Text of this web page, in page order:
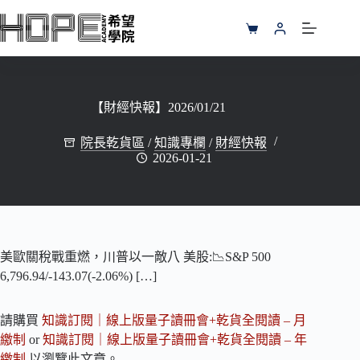
至
購
物
【財經快報】2026/01/21
院長乾貨區 /知識專欄 / 財經快報
2026-01-21
美歐關稅戰重燃，川普以一敵八 美股:📉S&P 500
6,796.94/-143.07(-2.06%) […]
請購買 知識訂閱｜線上版量子讀冊會+乾貨全閱讀 – 月
繳制 or知識訂閱｜線上版量子讀冊會+乾貨全閱讀 – 年